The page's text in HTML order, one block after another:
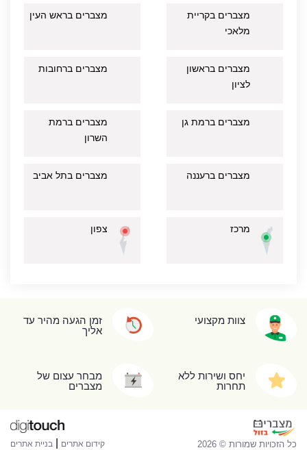
מצברים בקריית
מלאכי
מצברים בראש העין
מצברים בראשון
לציון
מצברים ברחובות
מצברים ברמת גן
מצברים ברמת
השרון
מצברים ברעננה מצברים בתל אביב
מרכז צפון
צוות מקצועי
זמן הגעה מהיר עד
אליך
יחס ושירות ללא
תחרות
מבחר עצום של
מצברים
קידום אתרים בניית אתרים כל הזכויות שמורות © 2026